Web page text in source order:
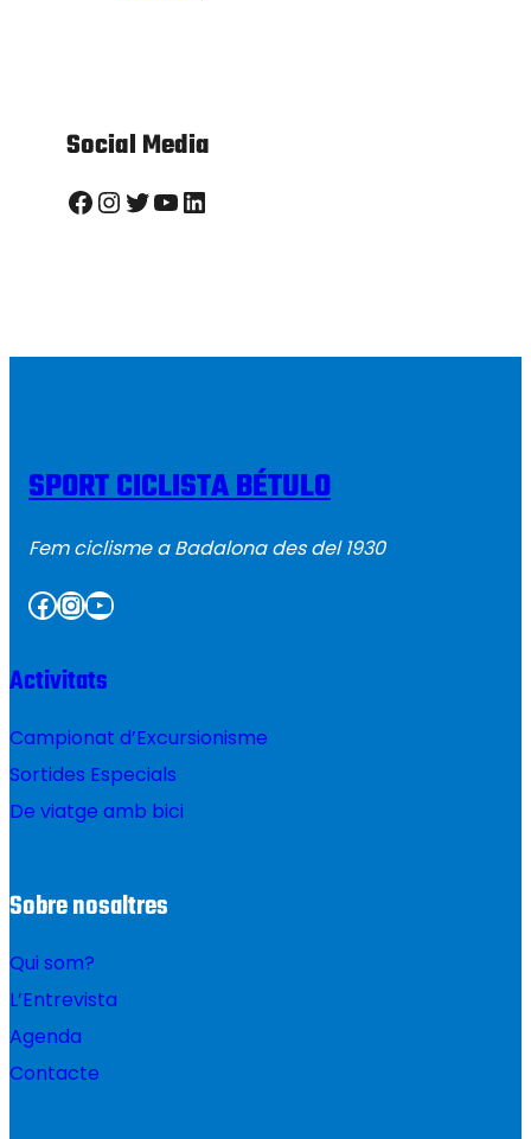
Social Media
Facebook InstagramTwitter YouTube LinkedIn
SPORT CICLISTA BÉTULO
Fem ciclisme a Badalona des del 1930
Facebook InstagramYouTube
Activitats
Campionat d’Excursionisme
Sortides Especials
De viatge amb bici
Sobre nosaltres
Qui som?
L’Entrevista
Agenda
Contacte